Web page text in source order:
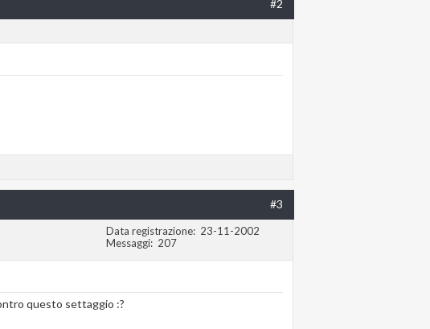
#2
#3
Data registrazione
23-11-2002
Messaggi
207
questo settaggio :?